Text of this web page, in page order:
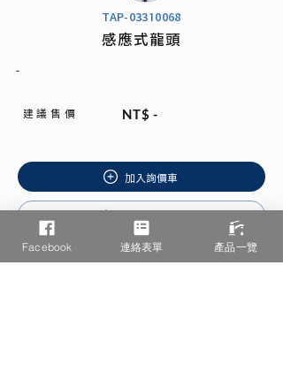
TAP-03310068
感應式龍頭
-
建 議 售 價 NT$ -
加入詢價車
安裝說明書
Facebook 連絡表單 產品一覽